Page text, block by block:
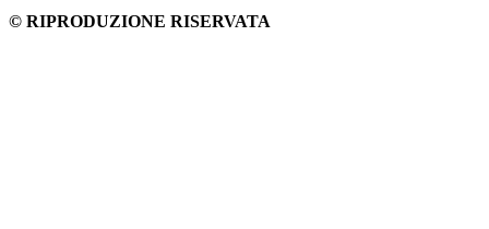
© RIPRODUZIONE RISERVATA